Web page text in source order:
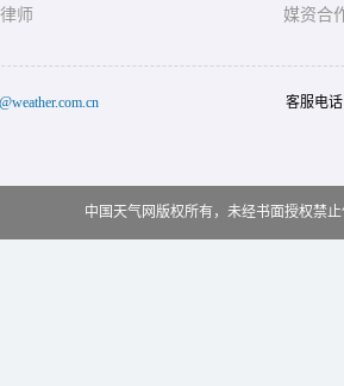
师
媒资合
客服电
中国天气网版权所有，未经书面授权